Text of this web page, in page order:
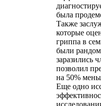
была
Также
которые
гриппа в
были
заразились
позволил
на 50%
Еще одно